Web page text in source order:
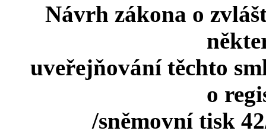
Návrh zákona o
uveřejňování těchto
o
/sněmovní tisk